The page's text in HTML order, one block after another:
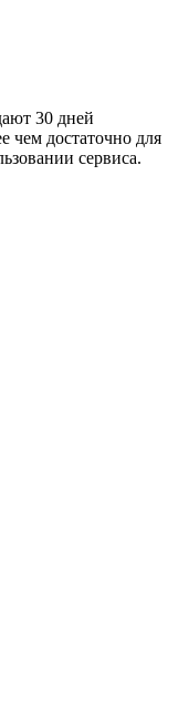
30 дней
чем достаточно для
сервиса.